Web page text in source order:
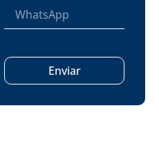
Enviar